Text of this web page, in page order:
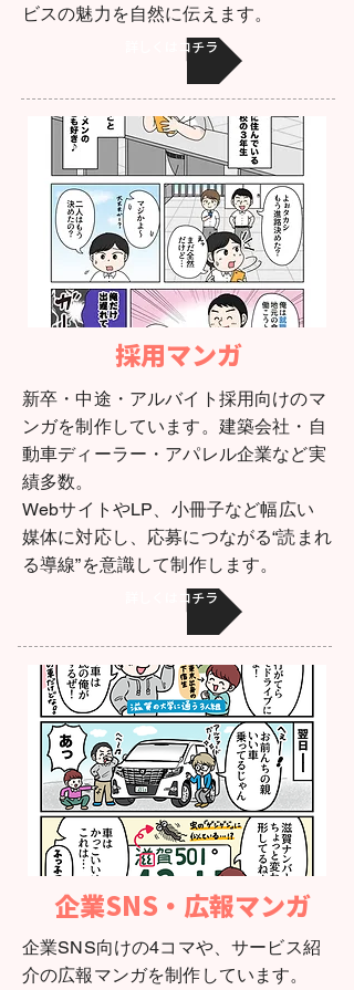
ビスの魅力を自然に伝えます。
詳しくはコチラ
採用マンガ
新卒・中途・アルバイト採用向けのマ
ンガを制作しています。建築会社・自
動車ディーラー・アパレル企業など実
績多数。
WebサイトやLP、小冊子など幅広い
媒体に対応し、応募につながる“読まれ
る導線”を意識して制作します。
詳しくはコチラ
企業SNS・広報マンガ
企業SNS向けの4コマや、サービス紹
介の広報マンガを制作しています。